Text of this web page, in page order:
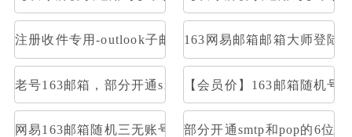
注册收件专用-outlook子邮箱-OAuth2令牌号imap pop或
163网易邮箱邮箱大师登陆
老号163邮箱，部分开通smtp和pop【会员价】163邮箱随机号
网易163邮箱随机三无账号 部分开通smtp和pop的6位